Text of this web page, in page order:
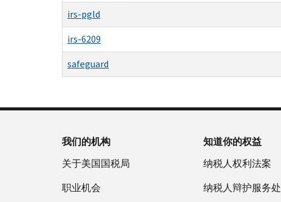
irs-pgld
irs-6209
safeguard
我们的机构
关于美国国税局
职业机会
知道你的权益
纳税人权利法案
纳税人辩护服务处